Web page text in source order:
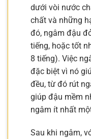
dưới vòi nước
chất và những
đó, ngâm đậu
tiếng, hoặc tốt
8 tiếng). Việc
đặc biệt vì nó
đều, từ đó rút
giúp đậu mềm
ngâm ít nhất
Sau khi ngâm,